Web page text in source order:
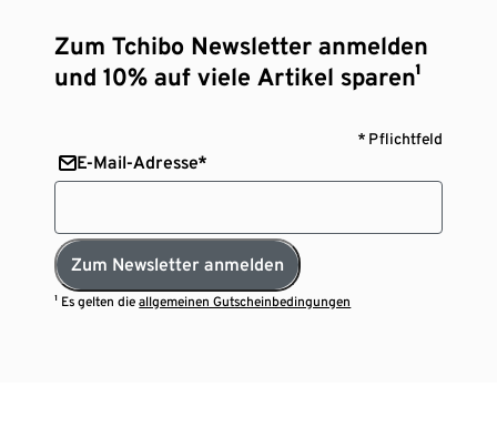
Zum Tchibo Newsletter anmelden
und 10% auf viele Artikel sparen¹
* Pflichtfeld
E-Mail-Adresse*
Zum Newsletter anmelden
¹ Es gelten dieallgemeinen Gutscheinbedingungen